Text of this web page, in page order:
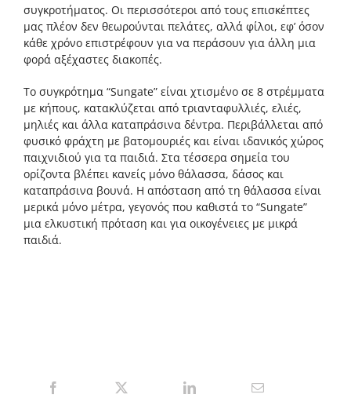
συγκροτήματος. Οι περισσότεροι από τους επισκέπτες
μας πλέον δεν θεωρούνται πελάτες, αλλά φίλοι, εφ’ όσον
κάθε χρόνο επιστρέφουν για να περάσουν για άλλη μια
φορά αξέχαστες διακοπές.
Το συγκρότημα “Sungate” είναι χτισμένο σε 8 στρέμματα
με κήπους, κατακλύζεται από τριανταφυλλιές, ελιές,
μηλιές και άλλα καταπράσινα δέντρα. Περιβάλλεται από
φυσικό φράχτη με βατομουριές και είναι ιδανικός χώρος
παιχνιδιού για τα παιδιά. Στα τέσσερα σημεία του
ορίζοντα βλέπει κανείς μόνο θάλασσα, δάσος και
καταπράσινα βουνά. Η απόσταση από τη θάλασσα είναι
μερικά μόνο μέτρα, γεγονός που καθιστά το “Sungate”
μια ελκυστική πρόταση και για οικογένειες με μικρά
παιδιά.